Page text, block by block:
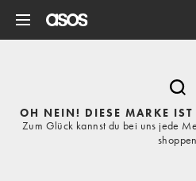
OH NEIN! DIESE MARKE IST
Zum Glück kannst du bei uns jede
shoppen